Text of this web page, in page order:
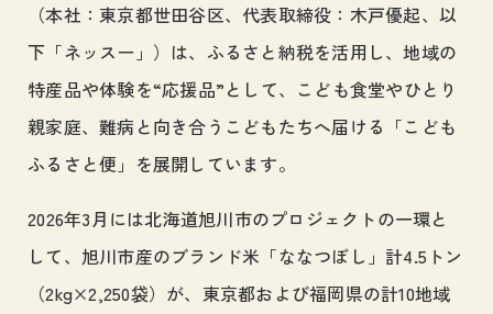
（本社：東京都世田谷区、代表取締役：木戸優起、以
下「ネッスー」）は、ふるさと納税を活用し、地域の
特産品や体験を“応援品”として、こども食堂やひとり
親家庭、難病と向き合うこどもたちへ届ける「こども
ふるさと便」を展開しています。
2026年3月には北海道旭川市のプロジェクトの一環と
して、旭川市産のブランド米「ななつぼし」計4.5トン
（2kg×2,250袋）が、東京都および福岡県の計10地域